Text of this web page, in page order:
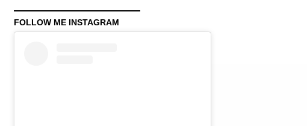
FOLLOW ME INSTAGRAM